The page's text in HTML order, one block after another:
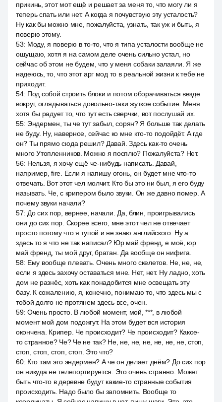
прикинь, этот мот ещё и решает за меня то, что могу ли я
теперь спать или нет. А когда я почувствую эту усталость?
Ну как бы можно мне, пожалуйста, узнать, так уж и быть, я
поверю этому.
53: Моду, я поверю в то-то, что я типа усталости вообще не
ощущаю, хотя я на самом деле очень сильно устал, но
сейчас об этом не будем, что у меня собаки залаяли. Я же
надеюсь, то, что этот арг мод то в реальной жизни к тебе не
приходит.
54: Под собой строить блоки и потом оборачиваться везде
вокруг, оглядываться довольно-таки жуткое событие. Меня
хотя бы радует то, что тут есть сверчки, вот послушай их.
55: Эндермен, ты че тут забыл, сорян? Я больше так делать
не буду. Ну, наверное, сейчас ко мне кто-то подойдёт. А где
он? Ты прямо сюда решил? Давай. Здесь как-то очень
много Утопленников. Можно я посплю? Пожалуйста? Нет.
56: Нельзя, я хочу ещё че-нибудь написать. Давай,
например, fire. Если я напишу огонь, он будет мне что-то
отвечать. Вот этот чел молчит. Кто бы это ни был, я его буду
называть. Че, с крипером было звуки. Он же давно помер. А
почему звуки начали?
57: До сих пор, вернее, начали. Да, блин, проигрывались
они до сих пор. Скорее всего, мне этот чел не отвечает
просто потому что я тупой и не знаю английского. Ну а
здесь то я что не так написал? Юр май френд, е моё, юр
май френд, ты мой друг, братан. Да вообще он нифига.
58: Ему вообще плевать. Очень много скелетов. Не, не, не,
если я здесь захочу оставаться мне. Нет, нет. Ну ладно, хоть
дом не разнёс, хоть как понадобится мне освещать эту
базу. К сожалению, я, конечно, понимаю то, что здесь мы с
тобой долго не протянем здесь все, очен.
59: Очень просто. В любой момент, мой, ***, в любой
момент мой дом подожгут. На этом будет вся история
окончена. Крипер. Че происходит? Че происходит? Какое-
то странное? Че? Че не так? Не, не, не, не, не, не, не, стоп,
стоп, стоп, стоп, стоп. Это что?
60: Кто там это эндермен? А че он делает днём? До сих пор
он никуда не телепортируется. Это очень странно. Может
быть что-то в деревне будут какие-то странные события
происходить. Надо было бы запомнить. Вообще то